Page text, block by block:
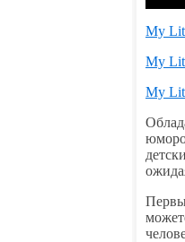
My
My
My